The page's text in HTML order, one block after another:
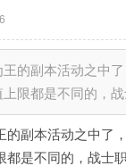
的副本活动之中
限都是不同的，
副本活动之中了
是不同的，战士